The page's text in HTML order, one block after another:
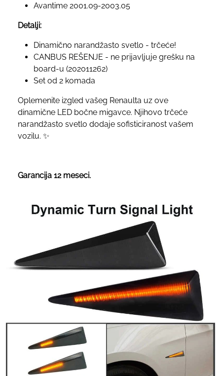
Avantime 2001.09-2003.05
Detalji:
Dinamično narandžasto svetlo - trčeće!
CANBUS REŠENJE - ne prijavljuje grešku na
board-u (202011262)
Set od 2 komada
Oplemenite izgled vašeg Renaulta uz ove
dinamične LED bočne migavce. Njihovo trčeće
narandžasto svetlo dodaje sofisticiranost vašem
vozilu. ✨
Garancija 12 meseci.